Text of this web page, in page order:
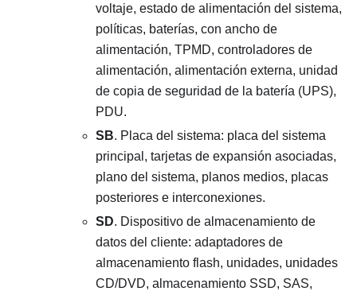
voltaje, estado de alimentación del sistema,
políticas, baterías, con ancho de
alimentación, TPMD, controladores de
alimentación, alimentación externa, unidad
de copia de seguridad de la batería (UPS),
PDU.
SB. Placa del sistema: placa del sistema
principal, tarjetas de expansión asociadas,
plano del sistema, planos medios, placas
posteriores e interconexiones.
SD. Dispositivo de almacenamiento de
datos del cliente: adaptadores de
almacenamiento flash, unidades, unidades
CD/DVD, almacenamiento SSD, SAS,